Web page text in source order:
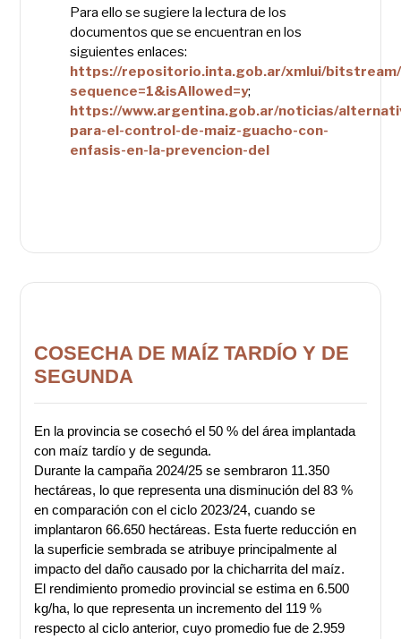
Para ello se sugiere la lectura de los
documentos que se encuentran en los
siguientes enlaces:
https://repositorio.inta.gob.ar/xmlui/bitstream/
sequence=1&isAllowed=y;
https://www.argentina.gob.ar/noticias/
para-el-control-de-maiz-guacho-con-
enfasis-en-la-prevencion-del
COSECHA DE MAÍZ TARDÍO Y DE
SEGUNDA
En la provincia se cosechó el 50 % del área implantada
con maíz tardío y de segunda.
Durante la campaña 2024/25 se sembraron 11.350
hectáreas, lo que representa una disminución del 83 %
en comparación con el ciclo 2023/24, cuando se
implantaron 66.650 hectáreas. Esta fuerte reducción en
la superficie sembrada se atribuye principalmente al
impacto del daño causado por la chicharrita del maíz.
El rendimiento promedio provincial se estima en 6.500
kg/ha, lo que representa un incremento del 119 %
respecto al ciclo anterior, cuyo promedio fue de 2.959